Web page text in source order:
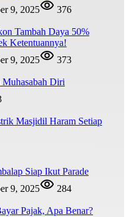
9, 2025
376
Tambah Daya 50%
Ketentuannya!
9, 2025
373
Diri
Masjidil Haram Setiap
Siap Ikut Parade
9, 2025
284
Pajak, Apa Benar?